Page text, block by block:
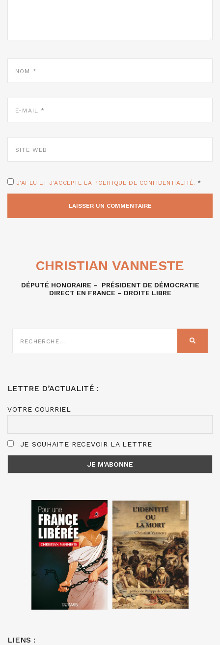
MAIL
WEB
J'AI LU ET J'ACCEPTE LA POLITIQUE DE CONFIDENTIALITÉ. *
CHRISTIAN VANNESTE
DÉPUTÉ HONORAIRE – PRÉSIDENT DE DÉMOCRATIE
DIRECT EN FRANCE – DROITE LIBRE
SUR
LETTRE D’ACTUALITÉ :
VOTRE COURRIEL
JE SOUHAITE RECEVOIR LA LETTRE
LIENS :